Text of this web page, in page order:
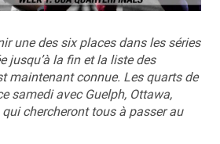
une des six places dans les séries
jusqu’à la fin et la liste des
maintenant connue. Les quarts de
samedi avec Guelph, Ottawa,
chercheront tous à passer au